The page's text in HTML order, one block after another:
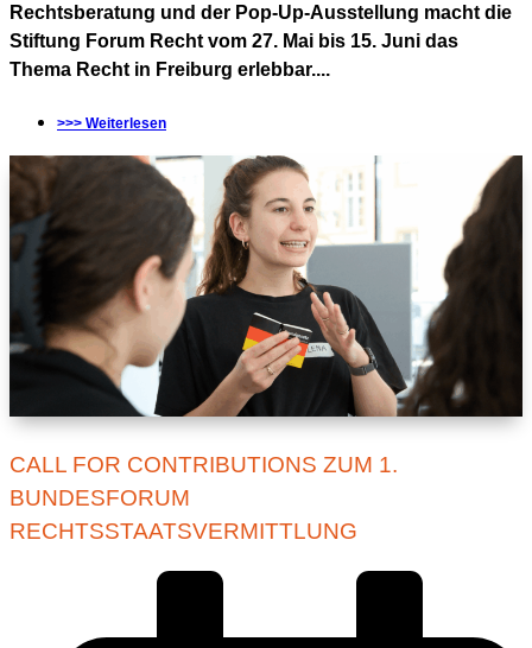
Rechtsberatung und der Pop-Up-Ausstellung macht die
Stiftung Forum Recht vom 27. Mai bis 15. Juni das
Thema Recht in Freiburg erlebbar....
>>> Weiterlesen
CALL FOR CONTRIBUTIONS ZUM 1.
BUNDESFORUM
RECHTSSTAATSVERMITTLUNG